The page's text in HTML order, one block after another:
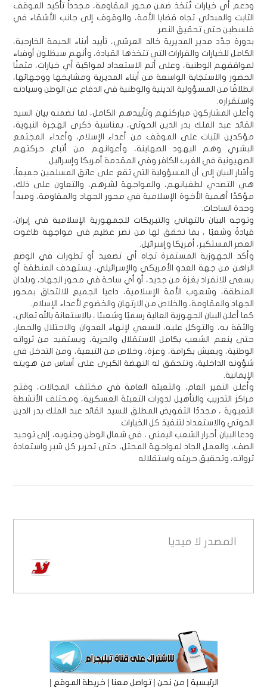
ودعم أي خيارات تُتخذ ضمن محور المقاومة، مجدداً تأكيد الموقف
الثابت والمبدئي تجاه قضايا الأمة، والوقوف إلى جانب الأشقاء في
فلسطين حتى تحقيق النصر.
بدورة جدّد مدير المديرية خالد العرشي، تأييد أبناء الحيمة الخارجية،
الكامل للخيارات والقرارات التي تتخذها القيادة، وأنهم سيظلون أوفياء
لمواقفهم الوطنية، وعلى أتم الاستعداد لمواكبة أي خيارات، مثمنًا
الحضور والاستجابة الواسعة من أبناء المديرية ومشايخها ووجهائها،
انطلاقًا من المسؤولية الدينية والوطنية في الدفاع عن الوطن وسيادته
واستقراره.
وأعلن المشاركون مباركتهم وتأييدهم الكامل، لما تضمنه بيان السيد
القائد عبد الملك بدر الدين الحوثي، بمناسبة ذكرى الهجرة النبوية،
مؤكدين الثبات على الموقف من أعداء الإسلام، وأعداء المجتمع
البشري وهم اليهود الصهاينة، وأعوانهم من أتباع حركتهم
الصهيونية في الغرب الكافر وفي المقدمة أمريكا وإسرائيل.
وأشار البيان إلى أن المسؤولية التي تقع على عاتق المسلمين جميعاً،
هي التصدي لطغيانهم، والمواجهة لشرهم، والتعاون على ذلك،
مؤكدًا أهمية الأخوة الإسلامية في محور الجهاد والمقاومة، ومبدأ
وحدة الساحات.
وتوجه البيان بالتهاني والتبريكات للجمهورية الإسلامية في إيران،
قيادةً وشعبًا ، بما تحقق لها من نصر عظيم في مواجهة طاغوت
العصر المستكبر، أمريكا وإسرائيل.
وأكد الجهوزية المستمرة تجاه أي تصعيد أو تطورات في الوضع
الراهن من جهة العدو الأمريكي والإسرائيلي، يستهدف المنطقة أو
يسعى للانفراد بغزة من جديد، أو أي ساحة في محور الجهاد، وبلدان
المنطقة، وشعوب الأمة الإسلامية، داعيا الجميع للالتحاق بمحور
الجهاد والمقاومة، والخلاص من الارتهان والخضوع لأعداء الإسلام.
كما أعلن البيان الجهوزية العالية رسميًا وشعبيًا ، بالاستعانة بالله تعالى،
والثقة به، والتوكل عليه، للسعي لإنهاء العدوان والاحتلال والحصار،
حتى ينعم الشعب بكامل الاستقلال والحرية، ويستفيد من ثرواته
الوطنية، ويعيش بكرامة، وعزة، وخلاص من التبعية، ومن التدخل في
شؤونه الداخلية، وتتحقق له النهضة الكبرى على أساس من هويته
الإيمانية.
وأعلن النفير العام، والتعبئة العامة في مختلف المجالات، وفتح
مراكز التدريب والتأهيل لدورات التعبئة العسكرية، ومختلف الأنشطة
التعبوية ، مجددًا التفويض المطلق للسيد القائد عبد الملك بدر الدين
الحوثي والاستعداد لتنفيذ كل الخيارات.
ودعا البيان أحرار الشعب اليمني ، في شمال الوطن وجنوبه، إلى توحيد
الصف، والعمل الجاد لمواجهة المحتل، حتى تحرير كل شبر واستعادة
ثرواته، وتحقيق حريته واستقلاله
المصدر لا ميديا
الرئيسية|من نحن|تواصل معنا|خريطة الموقع |